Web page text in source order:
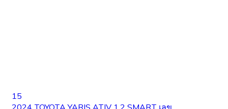
15